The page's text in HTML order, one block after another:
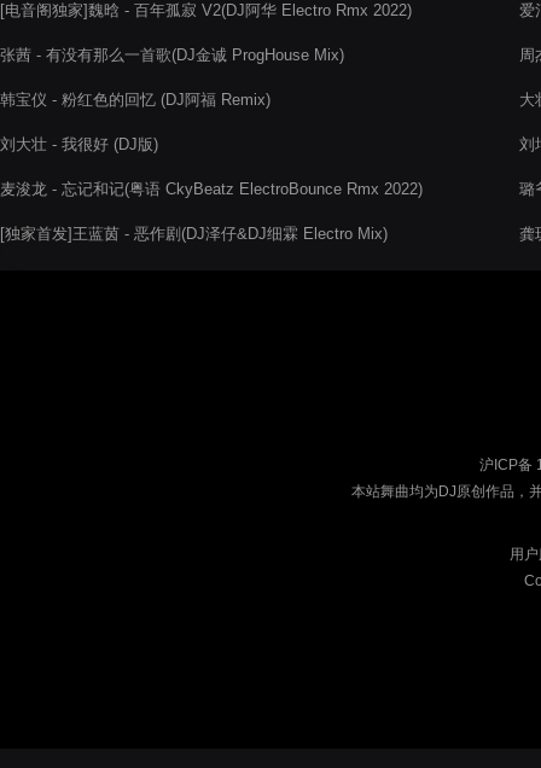
[电音阁独家]魏晗 - 百年孤寂 V2(DJ阿华 Electro Rmx 2022)
张茜 - 有没有那么一首歌(DJ金诚 ProgHouse Mix)
韩宝仪 - 粉红色的回忆 (DJ阿福 Remix)
刘大壮 - 我很好 (DJ版)
麦浚龙 - 忘记和记(粤语 CkyBeatz ElectroBounce Rmx 2022)
[独家首发]王蓝茵 - 恶作剧(DJ泽仔&DJ细霖 Electro Mix)
爱
周
大
刘
璐
龚
沪ICP备
本站舞曲均为DJ原创作品，
用